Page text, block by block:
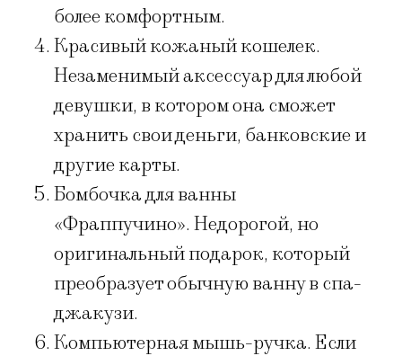
более комфортным.
Красивый кожаный кошелек.
Незаменимый аксессуар для любой
девушки, в котором она сможет
хранить свои деньги, банковские и
другие карты.
Бомбочкa для ванны
«Фраппучино». Недорогой, но
оригинальный подарок, который
преобразует обычную ванну в спа-
джакузи.
Компьютерная мышь-ручка. Если